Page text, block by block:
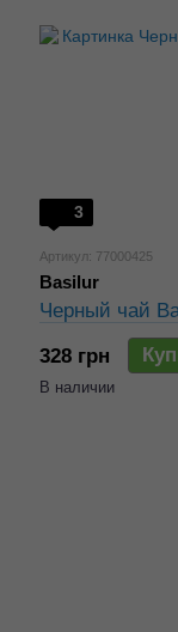
3
Артикул: 77000425
Basilur
Черный чай
328 грн
В наличии